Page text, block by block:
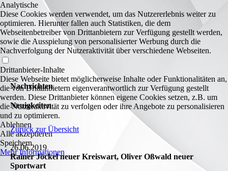
Nachrichten
Neuigkeiten
Zurück zur Übersicht
26.06.2019
Rainer Jöckel neuer Kreiswart, Oliver Oßwald neuer
Sportwart
Analytische
Diese Cookies werden verwendet, um das Nutzererlebnis weiter zu
optimieren. Hierunter fallen auch Statistiken, die dem
Webseitenbetreiber von Drittanbietern zur Verfügung gestellt werden,
sowie die Ausspielung von personalisierter Werbung durch die
Nachverfolgung der Nutzeraktivität über verschiedene Webseiten.
Drittanbieter-Inhalte
Diese Webseite bietet möglicherweise Inhalte oder Funktionalitäten an,
die von Drittanbietern eigenverantwortlich zur Verfügung gestellt
werden. Diese Drittanbieter können eigene Cookies setzen, z.B. um
die Nutzeraktivität zu verfolgen oder ihre Angebote zu personalisieren
und zu optimieren.
Ablehnen
Alle akzeptieren
Speichern
Mehr Informationen